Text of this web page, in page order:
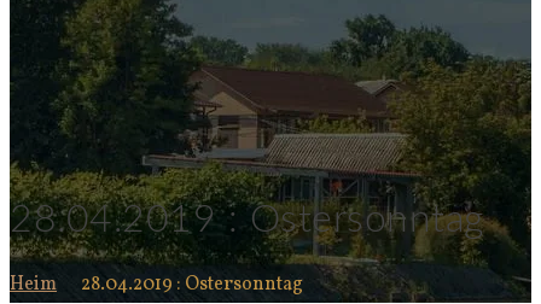
28.04.2019 : Ostersonntag
Heim 28.04.2019 : Ostersonntag